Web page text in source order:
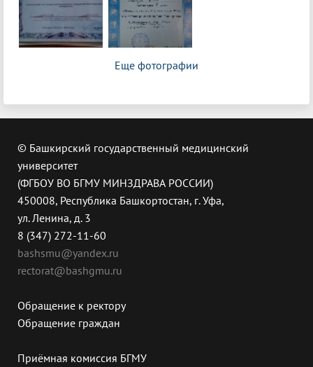
Еще фотографии
© Башкирский государственный медицинский
университет
(ФГБОУ ВО БГМУ МИНЗДРАВА РОССИИ)
450008, Республика Башкортостан, г. Уфа,
ул. Ленина, д. 3
8 (347) 272-11-60
bashsmu@yandex.ru
rectorat@bashgmu.ru
Обращение к ректору
Обращение граждан
Приёмная комиссия БГМУ